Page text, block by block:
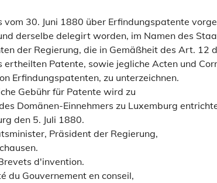
vom 30. Juni 1880 über Erfindungspatente
derselbe delegirt worden, im Namen des
der Regierung, die in Gemäßheit des Art. 12
ertheilten Patente, sowie jegliche Acten und
Erfindungspatenten, zu unterzeichnen.
Gebühr für Patente wird zu
Domänen-Einnehmers zu Luxemburg
den 5. Juli 1880.
Präsident der Regierung,
d'invention.
du Gouvernement en conseil,